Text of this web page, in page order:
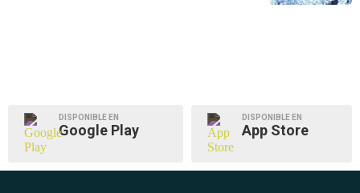
DISPONIBLE EN
Google Play
DISPONIBLE EN
App Store